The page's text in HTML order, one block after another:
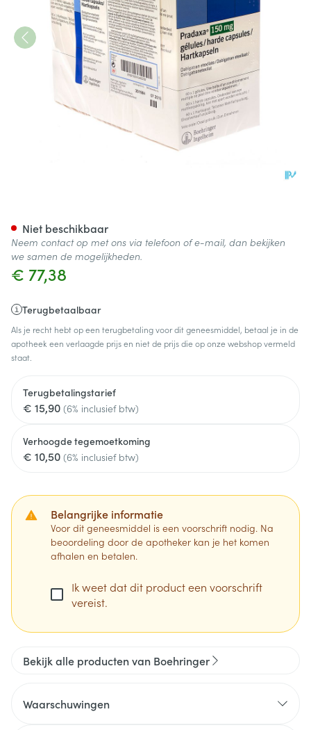
€ 77,38
Terugbetaalbaar
Als je recht hebt op een terugbetaling voor dit geneesmiddel, betaal je in de
apotheek een verlaagde prijs en niet de prijs die op onze webshop vermeld
staat.
Terugbetalingstarief
€ 15,90 (6% inclusief btw)
Verhoogde tegemoetkoming
€ 10,50 (6% inclusief btw)
Belangrijke informatie
Voor dit geneesmiddel is een voorschrift nodig. Na
beoordeling door de apotheker kan je het komen
afhalen en betalen.
Ik weet dat dit product een voorschrift
vereist.
Niet beschikbaar
Neem contact op met ons via telefoon of e-mail, dan bekijken
we samen de mogelijkheden.
Bekijk alle producten van Boehringer
Waarschuwingen